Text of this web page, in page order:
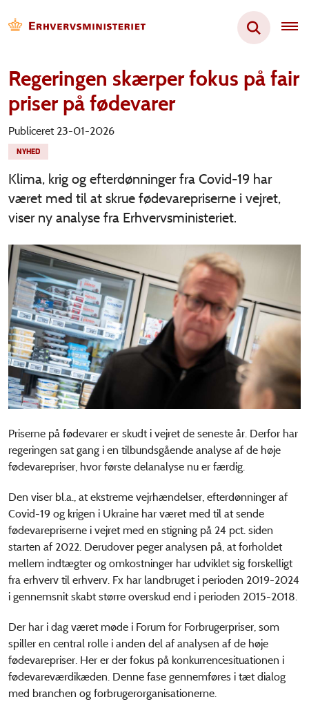
Regeringen skærper fokus på fair
priser på fødevarer
Publiceret 23-01-2026
NYHED
Klima, krig og efterdønninger fra Covid-19 har
været med til at skrue fødevarepriserne i vejret,
viser ny analyse fra Erhvervsministeriet.
Priserne på fødevarer er skudt i vejret de seneste år. Derfor har
regeringen sat gang i en tilbundsgående analyse af de høje
fødevarepriser, hvor første delanalyse nu er færdig.
Den viser bl.a., at ekstreme vejrhændelser, efterdønninger af
Covid-19 og krigen i Ukraine har været med til at sende
fødevarepriserne i vejret med en stigning på 24 pct. siden
starten af 2022. Derudover peger analysen på, at forholdet
mellem indtægter og omkostninger har udviklet sig forskelligt
fra erhverv til erhverv. Fx har landbruget i perioden 2019-2024
i gennemsnit skabt større overskud end i perioden 2015-2018.
Der har i dag været møde i Forum for Forbrugerpriser, som
spiller en central rolle i anden del af analysen af de høje
fødevarepriser. Her er der fokus på konkurrencesituationen i
fødevareværdikæden. Denne fase gennemføres i tæt dialog
med branchen og forbrugerorganisationerne.